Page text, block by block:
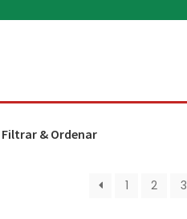
Filtrar & Ordenar
1 2 3